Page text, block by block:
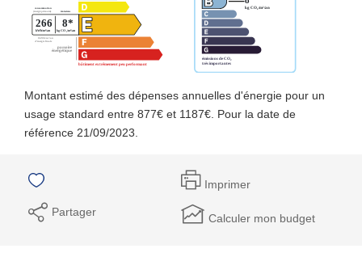
Montant estimé des dépenses annuelles d'énergie pour un
usage standard entre 877€ et 1187€. Pour la date de
référence 21/09/2023.
Imprimer
Partager Calculer mon budget